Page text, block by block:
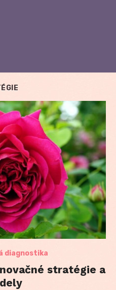
diagnostika
stratégie a